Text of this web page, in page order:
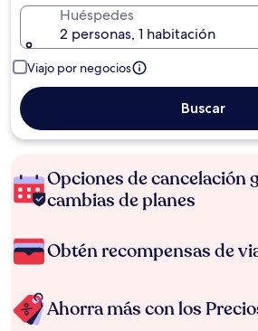
Huéspedes
2 personas, 1 habitación
Viajo por negocios
Buscar
Opciones de cancelación
cambias de planes
Obtén recompensas de
Ahorra más con los